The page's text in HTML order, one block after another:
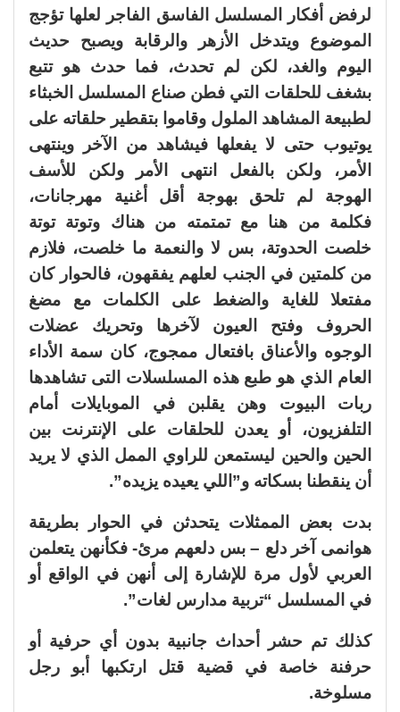
لرفض أفكار المسلسل الفاسق الفاجر لعلها تؤجج
الموضوع ويتدخل الأزهر والرقابة ويصبح حديث
اليوم والغد، لكن لم تحدث، فما حدث هو تتبع
بشغف للحلقات التي فطن صناع المسلسل الخبثاء
لطبيعة المشاهد الملول وقاموا بتقطير حلقاته على
يوتيوب حتى لا يفعلها فيشاهد من الآخر وينتهى
الأمر، ولكن بالفعل انتهى الأمر ولكن للأسف
الهوجة لم تلحق بهوجة أقل أغنية مهرجانات،
فكلمة من هنا مع تمتمته من هناك وتوتة توتة
خلصت الحدوتة، بس لا والنعمة ما خلصت، فلازم
من كلمتين في الجنب لعلهم يفقهون، فالحوار كان
مفتعلا للغاية والضغط على الكلمات مع مضغ
الحروف وفتح العيون لآخرها وتحريك عضلات
الوجوه والأعناق بافتعال ممجوج، كان سمة الأداء
العام الذي هو طبع هذه المسلسلات التى تشاهدها
ربات البيوت وهن يقلبن في الموبايلات أمام
التلفزيون، أو يعدن للحلقات على الإنترنت بين
الحين والحين ليستمعن للراوي الممل الذي لا يريد
أن ينقطنا بسكاته و”اللي يعيده يزيده”.
بدت بعض الممثلات يتحدثن في الحوار بطريقة
هوانمى آخر دلع – بس دلعهم مرئ- فكأنهن يتعلمن
العربي لأول مرة للإشارة إلى أنهن في الواقع أو
في المسلسل “تربية مدارس لغات”.
كذلك تم حشر أحداث جانبية بدون أي حرفية أو
حرفنة خاصة في قضية قتل ارتكبها أبو رجل
مسلوخة.